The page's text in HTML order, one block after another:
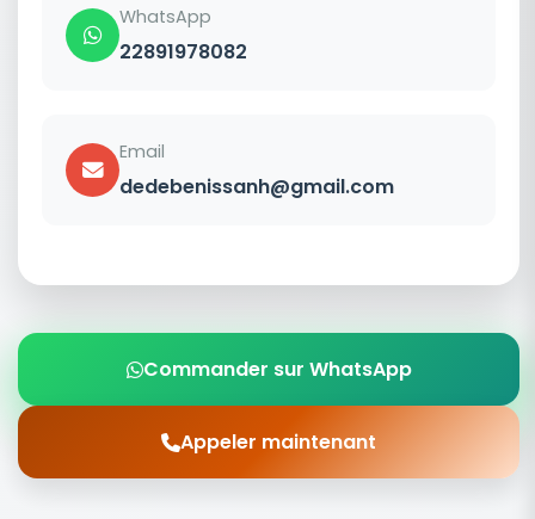
WhatsApp
22891978082
Email
dedebenissanh@gmail.com
Commander sur WhatsApp
Appeler maintenant